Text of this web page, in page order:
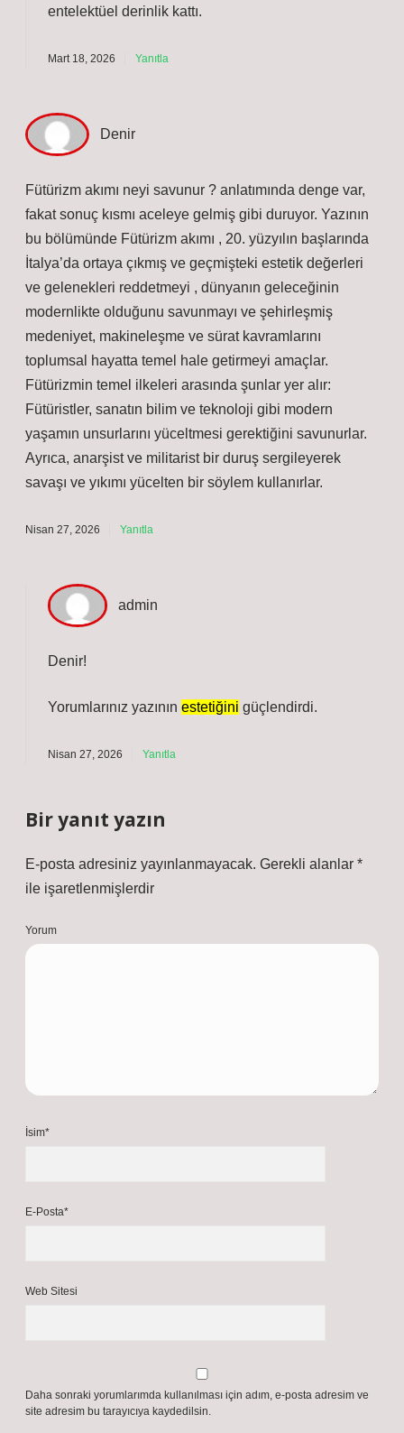
entelektüel derinlik kattı.
Mart 18, 2026 Yanıtla
Fütürizm akımı neyi savunur ? anlatımında denge var,
fakat sonuç kısmı aceleye gelmiş gibi duruyor. Yazının
bu bölümünde Fütürizm akımı , 20. yüzyılın başlarında
İtalya’da ortaya çıkmış ve geçmişteki estetik değerleri
ve gelenekleri reddetmeyi , dünyanın geleceğinin
modernlikte olduğunu savunmayı ve şehirleşmiş
medeniyet, makineleşme ve sürat kavramlarını
toplumsal hayatta temel hale getirmeyi amaçlar.
Fütürizmin temel ilkeleri arasında şunlar yer alır:
Fütüristler, sanatın bilim ve teknoloji gibi modern
yaşamın unsurlarını yüceltmesi gerektiğini savunurlar.
Ayrıca, anarşist ve militarist bir duruş sergileyerek
savaşı ve yıkımı yücelten bir söylem kullanırlar.
Nisan 27, 2026 Yanıtla
Denir!
Yorumlarınız yazının estetiğini güçlendirdi.
Nisan 27, 2026 Yanıtla
Bir yanıt yazın
E-posta adresiniz yayınlanmayacak. Gerekli alanlar *
ile işaretlenmişlerdir
Yorum
İsim*
E-Posta*
Web Sitesi
Daha sonraki yorumlarımda kullanılması için adım, e-posta adresim ve
site adresim bu tarayıcıya kaydedilsin.